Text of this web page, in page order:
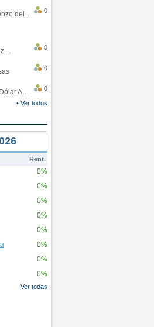
4 Señales que sugieren un mal comienzo del 3T de la economía EEUU
0
Los ciberataques sobre la industria de finanzas se han duplicado este año
0
0
Monedas y Efecto “post-Trump”: ¿Un Dólar Americano operando en rangos?
0
• Ver todos
Rent.
0%
0%
0%
0%
0%
0%
0%
0%
Ver todas